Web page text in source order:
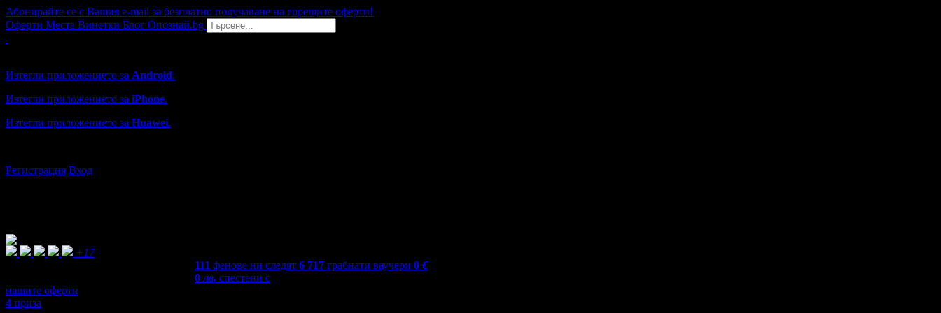
Абонирайте се с Вашия e-mail за безплатно получаване на горещите оферти!
Оферти Места Винетки Блог Опознай.bg
Изтегли приложението за Android.
Изтегли приложението за iPhone.
Изтегли приложението за Huawei.
Регистрация Вход
+17
111 фенове ни следят 6 717 грабнати ваучери 0 €
0лв. спестени с
нашите оферти
4 приза